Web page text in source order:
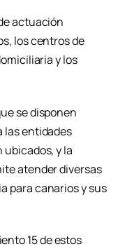
actuación
los centros de
y los
se disponen
las entidades
y la
atender diversas
para canarios y sus
15 de estos